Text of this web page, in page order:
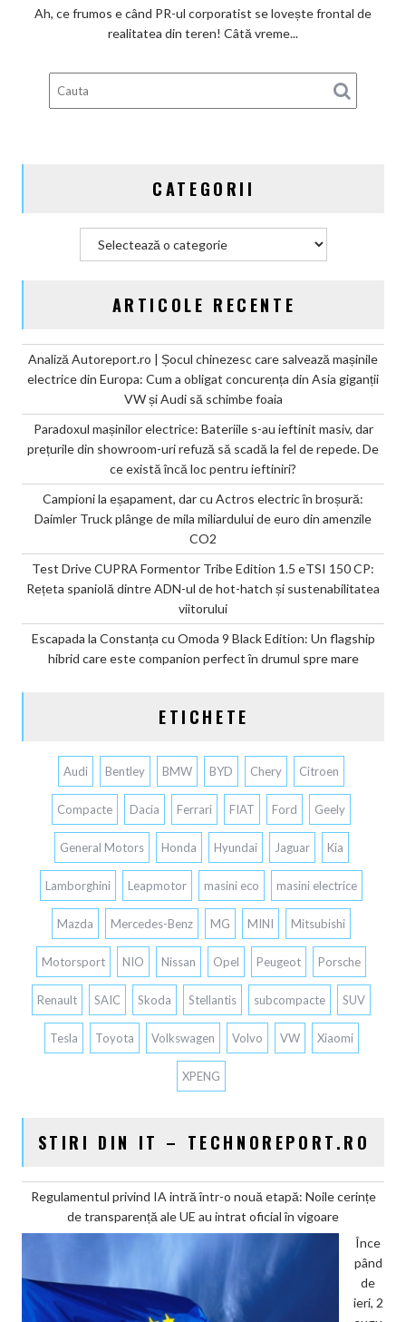
Truck
CO2
Ah, ce frumos e când PR-ul corporatist se lovește frontal de
realitatea din teren! Câtă vreme...
CATEGORII
ARTICOLE RECENTE
Analiză Autoreport.ro | Șocul chinezesc care salvează mașinile
electrice din Europa: Cum a obligat concurența din Asia giganții
VW și Audi să schimbe foaia
Paradoxul mașinilor electrice: Bateriile s-au ieftinit masiv, dar
prețurile din showroom-uri refuză să scadă la fel de repede. De
ce există încă loc pentru ieftiniri?
Campioni la eșapament, dar cu Actros electric în broșură:
Daimler Truck plânge de mila miliardului de euro din amenzile
CO2
Test Drive CUPRA Formentor Tribe Edition 1.5 eTSI 150 CP:
Rețeta spaniolă dintre ADN-ul de hot-hatch și sustenabilitatea
viitorului
Escapada la Constanța cu Omoda 9 Black Edition: Un flagship
hibrid care este companion perfect în drumul spre mare
ETICHETE
Audi Bentley BMW BYD Chery Citroen
Compacte Dacia Ferrari FIAT Ford Geely
General Motors Honda Hyundai Jaguar Kia
Lamborghini Leapmotor masini eco masini electrice
Mazda Mercedes-Benz MG MINI Mitsubishi
Motorsport NIO Nissan Opel Peugeot Porsche
Renault SAIC Skoda Stellantis subcompacte SUV
Tesla Toyota Volkswagen Volvo VW Xiaomi
XPENG
STIRI DIN IT – TECHNOREPORT.RO
Regulamentul privind IA intră într-o nouă etapă: Noile cerințe
de transparență ale UE au intrat oficial în vigoare
Înce
pând
de
ieri, 2